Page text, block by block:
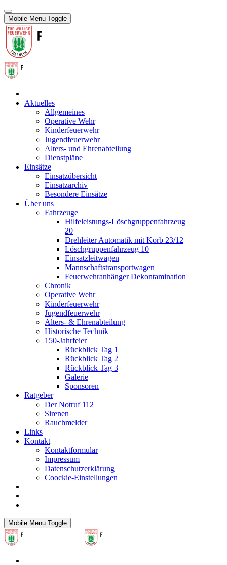
Mobile Menu Toggle
Aktuelles
Allgemeines
Operative Wehr
Kinderfeuerwehr
Jugendfeuerwehr
Alters- und Ehrenabteilung
Dienstpläne
Einsätze
Einsatzübersicht
Einsatzarchiv
Besondere Einsätze
Über uns
Fahrzeuge
Hilfeleistungs-Löschgruppenfahrzeug
20
Drehleiter Automatik mit Korb 23/12
Löschgruppenfahrzeug 10
Einsatzleitwagen
Mannschaftstransportwagen
Feuerwehranhänger Dekontamination
Chronik
Operative Wehr
Kinderfeuerwehr
Jugendfeuerwehr
Alters- & Ehrenabteilung
Historische Technik
150-Jahrfeier
Rückblick Tag 1
Rückblick Tag 2
Rückblick Tag 3
Galerie
Sponsoren
Ratgeber
Der Notruf 112
Sirenen
Rauchmelder
Links
Kontakt
Kontaktformular
Impressum
Datenschutzerklärung
Coockie-Einstellungen
Mobile Menu Toggle